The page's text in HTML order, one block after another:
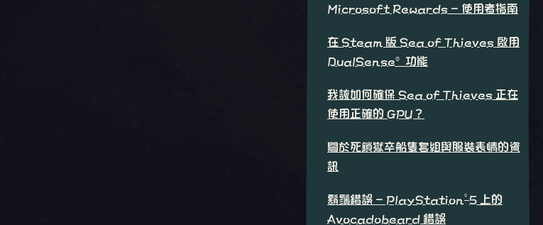
Microsoft Rewards - 使用者指南
在 Steam 版 Sea of Thieves 啟用
DualSense® 功能
我該如何確保 Sea of Thieves 正在
使用正確的 GPU？
關於死鎖獄卒船隻套組與服裝表情的資
訊
鬍鬚錯誤 - PlayStation ® 5 上的
Avocadobeard 錯誤